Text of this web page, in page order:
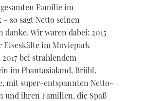
Familie im
so sagt Netto seinen
Wir waren dabei: 2015
Eiseskälte im Moviepark
bei strahlendem
im Phantasialand, Brühl.
mit super-entspannten Netto-
und ihren Familien, die Spaß